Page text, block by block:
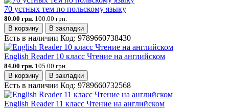
70 устных тем по польскому языку
80.00 грн. 100.00 грн.
В корзину
В закладки
Есть в наличии Код: 9789660738430
English Reader 10 класс Чтение на английском
84.00 грн. 105.00 грн.
В корзину
В закладки
Есть в наличии Код: 9789660732568
English Reader 11 класс Чтение на английском